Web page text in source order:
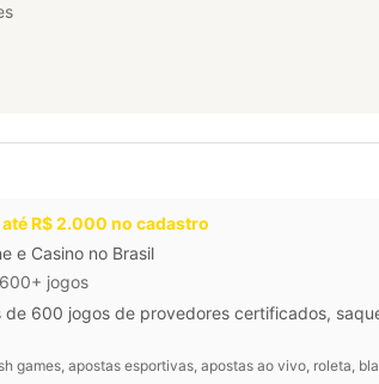
R$ 2.000 no cadastro
e Casino no Brasil
jogos
600 jogos de provedores certificados,
games, apostas esportivas, apostas ao vivo, roleta,